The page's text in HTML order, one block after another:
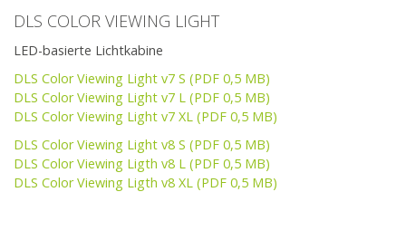
DLS COLOR VIEWING LIGHT
LED-basierte Lichtkabine
DLS Color Viewing Light v7 S (PDF 0,5 MB)
DLS Color Viewing Light v7 L (PDF 0,5 MB)
DLS Color Viewing Light v7 XL (PDF 0,5 MB)
DLS Color Viewing Light v8 S (PDF 0,5 MB)
DLS Color Viewing Ligth v8 L (PDF 0,5 MB)
DLS Color Viewing Ligth v8 XL (PDF 0,5 MB)